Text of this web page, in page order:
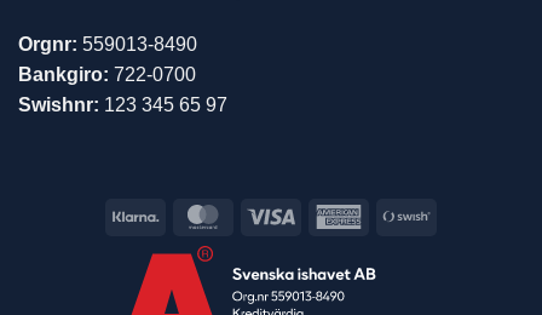
Orgnr: 559013-8490
Bankgiro: 722-0700
Swishnr: 123 345 65 97
Klarna MasterCardVisa
AmericanSwish